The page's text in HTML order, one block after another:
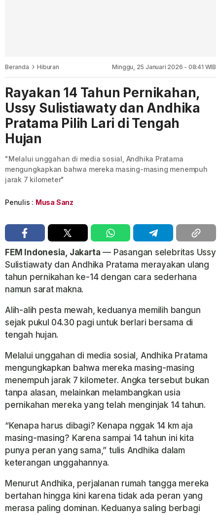
Beranda Hiburan Minggu, 25 Januari 2026 - 08:41 WIB
Rayakan 14 Tahun Pernikahan,
Ussy Sulistiawaty dan Andhika
Pratama Pilih Lari di Tengah
Hujan
"Melalui unggahan di media sosial, Andhika Pratama
mengungkapkan bahwa mereka masing-masing menempuh
jarak 7 kilometer"
Penulis : Musa Sanz
FEM Indonesia, Jakarta — Pasangan selebritas Ussy
Sulistiawaty dan Andhika Pratama merayakan ulang
tahun pernikahan ke-14 dengan cara sederhana
namun sarat makna.
Alih-alih pesta mewah, keduanya memilih bangun
sejak pukul 04.30 pagi untuk berlari bersama di
tengah hujan.
Melalui unggahan di media sosial, Andhika Pratama
mengungkapkan bahwa mereka masing-masing
menempuh jarak 7 kilometer. Angka tersebut bukan
tanpa alasan, melainkan melambangkan usia
pernikahan mereka yang telah menginjak 14 tahun.
“Kenapa harus dibagi? Kenapa nggak 14 km aja
masing-masing? Karena sampai 14 tahun ini kita
punya peran yang sama,” tulis Andhika dalam
keterangan unggahannya.
Menurut Andhika, perjalanan rumah tangga mereka
bertahan hingga kini karena tidak ada peran yang
merasa paling dominan. Keduanya saling berbagi